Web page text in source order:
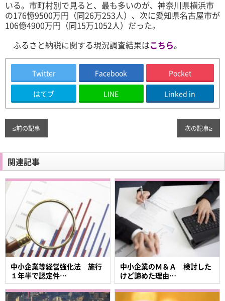
いる。市町村別で見ると、最も多いのが、神奈川県横浜市
の176憶9500万円（同26万253人）、次に愛知県名古屋市が
106億4900万円（同15万1052人）だった。
ふるさと納税に関する現況調査結果はこちら。
Twitter Facebook Pocket
はてブ LINE Linked in
≤前の記事 次の記事≥
関連記事
中小企業のＭ＆Ａ 検討した
けど諦めた理由…
中小企業等経営強化法 施行
１年半で認定件…